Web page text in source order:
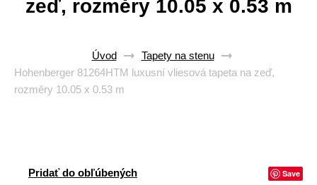
zeď, rozměry 10.05 x 0.53 m
Úvod
Tapety na stenu
Hohenberger 81264HTM luxusní vliesová tapeta na zeď,
rozměry 10.05 x 0.53 m
Pridať do obľúbených Save